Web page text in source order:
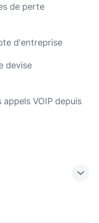
de perte
d'entreprise
devise
VOIP depuis